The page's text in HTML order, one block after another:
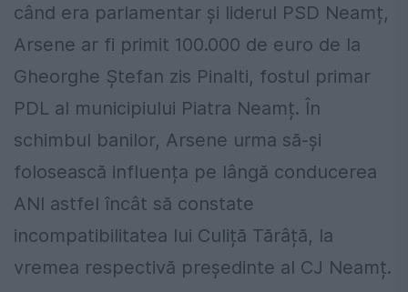
când era parlamentar și liderul PSD Neamț,
Arsene ar fi primit 100.000 de euro de la
Gheorghe Ștefan zis Pinalti, fostul primar
PDL al municipiului Piatra Neamț. În
schimbul banilor, Arsene urma să-și
folosească influența pe lângă conducerea
ANI astfel încât să constate
incompatibilitatea lui Culiță Tărâță, la
vremea respectivă președinte al CJ Neamț.